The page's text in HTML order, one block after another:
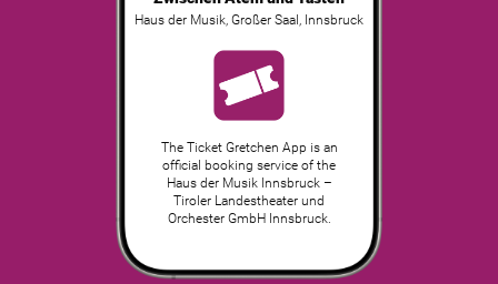
Haus der Musik, Großer Saal Innsbruck
The Ticket Gretchen App is an
official booking service of the
Haus der Musik Innsbruck –
Tiroler Landestheater und
Orchester GmbH Innsbruck.